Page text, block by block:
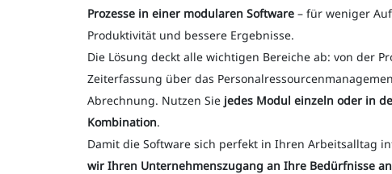
Prozesse in einer modularen Software– für weniger
Produktivität und bessere Ergebnisse.
Die Lösung deckt alle wichtigen Bereiche ab: von der
Zeiterfassung über das
Abrechnung. Nutzen Sie jedes Modul einzeln oder in
Kombination.
Damit die Software sich perfekt in Ihren Arbeitsalltag
wir Ihren Unternehmenszugang an Ihre Bedürfnisse an